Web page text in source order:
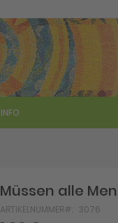
INFO
Müssen alle
ARTIKELNUMMER 3076